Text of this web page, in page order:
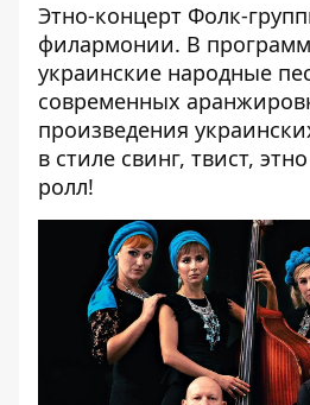
Этно-концерт Фолк-
филармонии. В
украинские народные
современных
произведения
в стиле свинг, твист,
ролл!